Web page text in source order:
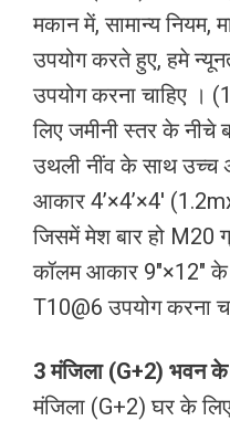
मकान में, सामान्य नियम,
उपयोग करते हुए, हमे
उपयोग करना चाहिए
लिए जमीनी स्तर के नीचे
उथली नींव के साथ उच्च
आकार 4’×4’×4′
जिसमें मेश बार हो
कॉलम आकार 9″×12″
T10@6 उपयोग करना
3 मंजिला (G+2) भवन के
मंजिला (G+2) घर के